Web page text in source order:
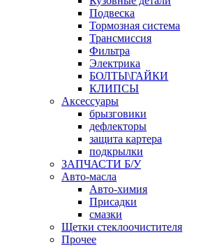
Подвеска
Тормозная система
Трансмиссия
Фильтра
Электрика
БОЛТЫ\ГАЙКИ
КЛИПСЫ
Аксессуары
брызговики
дефлекторы
защита картера
подкрылки
ЗАПЧАСТИ Б/У
Авто-масла
Авто-химия
Присадки
смазки
Щетки стеклоочистителя
Прочее